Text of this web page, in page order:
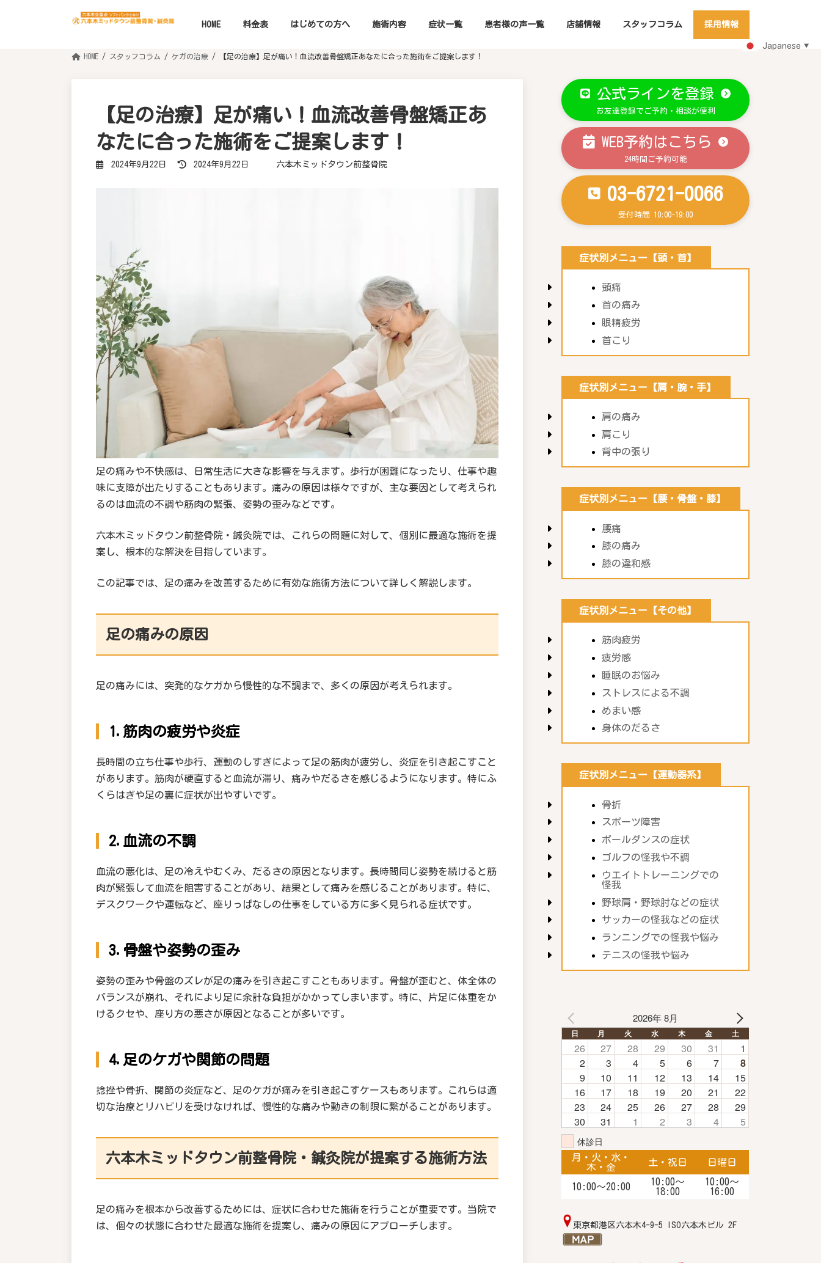
HOME 料金表 はじめての方へ 施術内容 症状一覧 患者様の声一覧 店舗情報 スタッフコラム 採用情報
HOME スタッフコラム ケガの治療 【足の治療】足が痛い！血流改善骨盤矯正あなたに合った施術をご提案します！
【足の治療】足が痛い！血流改善骨盤矯正あ
なたに合った施術をご提案します！
2024年9月22日
最
2024年9月22日 六本木ミッドタウン前整骨院
足の痛みや不快感は、日常生活に大きな影響を与えます。歩行が困難になったり、仕事や趣
味に支障が出たりすることもあります。痛みの原因は様々ですが、主な要因として考えられ
るのは血流の不調や筋肉の緊張、姿勢の歪みなどです。
六本木ミッドタウン前整骨院・鍼灸院では、これらの問題に対して、個別に最適な施術を提
案し、根本的な解決を目指しています。
この記事では、足の痛みを改善するために有効な施術方法について詳しく解説します。
足の痛みの原因
足の痛みには、突発的なケガから慢性的な不調まで、多くの原因が考えられます。
1.筋肉の疲労や炎症
長時間の立ち仕事や歩行、運動のしすぎによって足の筋肉が疲労し、炎症を引き起こすこと
があります。筋肉が硬直すると血流が滞り、痛みやだるさを感じるようになります。特にふ
くらはぎや足の裏に症状が出やすいです。
2.血流の不調
血流の悪化は、足の冷えやむくみ、だるさの原因となります。長時間同じ姿勢を続けると筋
肉が緊張して血流を阻害することがあり、結果として痛みを感じることがあります。特に、
デスクワークや運転など、座りっぱなしの仕事をしている方に多く見られる症状です。
3.骨盤や姿勢の歪み
姿勢の歪みや骨盤のズレが足の痛みを引き起こすこともあります。骨盤が歪むと、体全体の
バランスが崩れ、それにより足に余計な負担がかかってしまいます。特に、片足に体重をか
けるクセや、座り方の悪さが原因となることが多いです。
4.足のケガや関節の問題
捻挫や骨折、関節の炎症など、足のケガが痛みを引き起こすケースもあります。これらは適
切な治療とリハビリを受けなければ、慢性的な痛みや動きの制限に繋がることがあります。
六本木ミッドタウン前整骨院・鍼灸院が提案する施術方法
足の痛みを根本から改善するためには、症状に合わせた施術を行うことが重要です。当院で
は、個々の状態に合わせた最適な施術を提案し、痛みの原因にアプローチします。
公式ラインを登録
お友達登録でご予約・相談が便利
WEB予約はこちら
24時間ご予約可能
03-6721-0066
受付時間 10:00-19:00
症状別メニュー【頭・首】
頭痛
首の痛み
眼精疲労
首こり
症状別メニュー【肩・腕・手】
肩の痛み
肩こり
背中の張り
症状別メニュー【腰・骨盤・膝】
腰痛
膝の痛み
膝の違和感
症状別メニュー【その他】
筋肉疲労
疲労感
睡眠のお悩み
ストレスによる不調
めまい感
身体のだるさ
症状別メニュー【運動器系】
骨折
スポーツ障害
ポールダンスの症状
ゴルフの怪我や不調
ウエイトトレーニングでの
怪我
野球肩・野球肘などの症状
サッカーの怪我などの症状
ランニングでの怪我や悩み
テニスの怪我や悩み
2026年 8月
日 月 火 水 木 金 土
26 27 28 29 30 31
1
2
3 4 5 6 7
8
9
10 11 12 13 14
15
16
17 18 19 20 21
22
23
24 25 26 27 28
29
30
31 1 2 3 4 5
休診日
月・火・水・
木・金
土・祝日 日曜日
10:00〜20:00
10:00〜
18:00
10:00～
16:00
東京都港区六本木4-9-5 ISO六本木ビル 2F
Japanese ▼